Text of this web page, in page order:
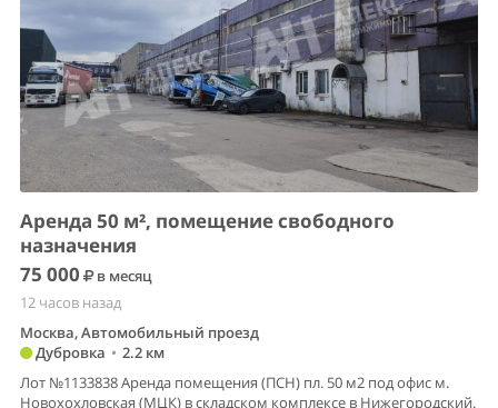
Аренда 50 м², помещение свободного
назначения
75 000
в месяц
12 часов назад
Москва, Автомобильный проезд
Дубровка • 2.2 км
Лот №1133838 Аренда помещения (ПСН) пл. 50 м2 под офис м.
Новохохловская (МЦК) в складском комплексе в Нижегородский.